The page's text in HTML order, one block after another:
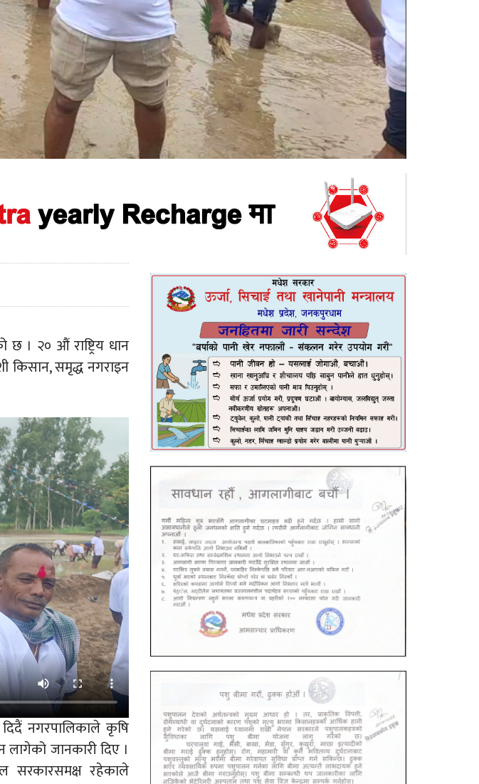
। २० औं राष्ट्रिय धान
किसान, समृद्ध नगराइन
दिदैं नगरपालिकाले कृषि
लागेको जानकारी दिए ।
सरकारसमक्ष रहेकाले